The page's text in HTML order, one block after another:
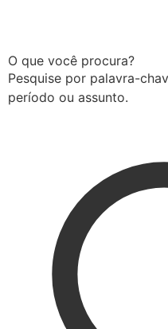
O que você procura?
Pesquise por palavra-
período ou assunto.